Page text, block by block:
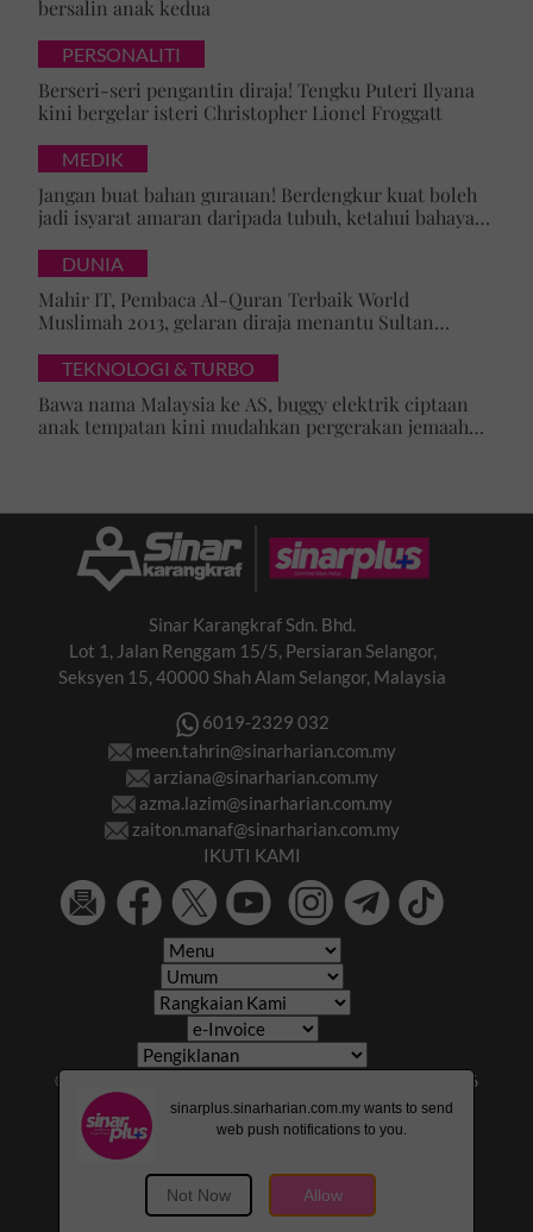
bersalin anak kedua
PERSONALITI
Berseri-seri pengantin diraja! Tengku Puteri Ilyana
kini bergelar isteri Christopher Lionel Froggatt
MEDIK
Jangan buat bahan gurauan! Berdengkur kuat boleh
jadi isyarat amaran daripada tubuh, ketahui bahaya
DUNIA
Mahir IT, Pembaca Al-Quran Terbaik World
Muslimah 2013, gelaran diraja menantu Sultan
merta
TEKNOLOGI & TURBO
Bawa nama Malaysia ke AS, buggy elektrik ciptaan
anak tempatan kini mudahkan pergerakan jemaah
Sinar Karangkraf Sdn. Bhd.
Lot 1, Jalan Renggam 15/5, Persiaran Selangor,
Seksyen 15, 40000 Shah Alam Selangor, Malaysia
6019-2329 032
meen.tahrin@sinarharian.com.my
arziana@sinarharian.com.my
azma.lazim@sinarharian.com.my
zaiton.manaf@sinarharian.com.my
IKUTI KAMI
© 2026 All Rights Reserved • Karangkraf Group • © 2026
Hakcipta Terpelihara • Kumpulan Karangkraf